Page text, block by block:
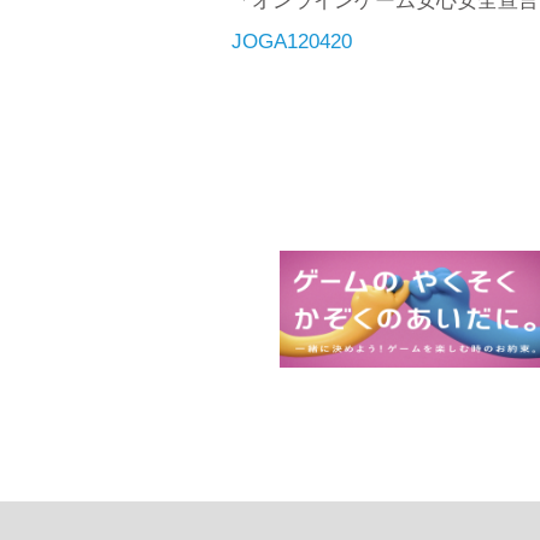
JOGA120420